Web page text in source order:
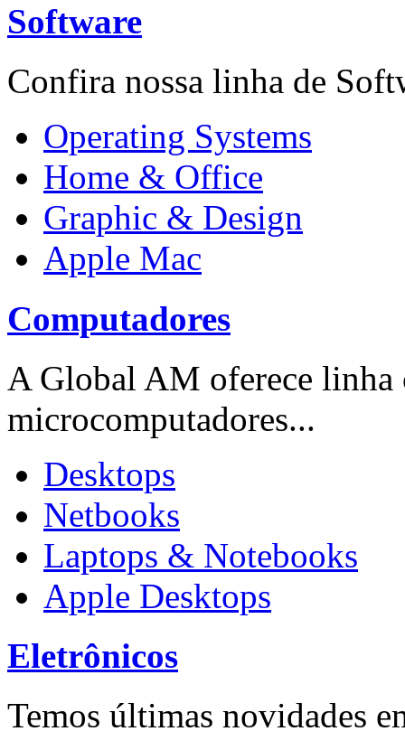
Software
Confira nossa linha de
Operating Systems
Home & Office
Graphic & Design
Apple Mac
Computadores
A Global AM oferece linha
microcomputadores...
Desktops
Netbooks
Laptops & Notebooks
Apple Desktops
Eletrônicos
Temos últimas novidades